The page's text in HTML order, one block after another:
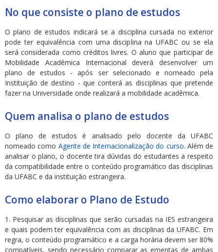
No que consiste o plano de estudos
O plano de estudos indicará se a disciplina cursada no exterior
pode ter equivalência com uma disciplina na UFABC ou se ela
será considerada como créditos livres. O aluno que participar de
Mobilidade Acadêmica Internacional deverá desenvolver um
plano de estudos - após ser selecionado e nomeado pela
Instituição de destino - que conterá as disciplinas que pretende
fazer na Universidade onde realizará a mobilidade acadêmica.
Quem analisa o plano de estudos
O plano de estudos é analisado pelo docente da UFABC
nomeado como Agente de Internacionalização do curso. Além de
analisar o plano, o docente tira dúvidas do estudantes a respeito
da compatibilidade entre o conteúdo programático das disciplinas
da UFABC e da instituição estrangeira.
Como elaborar o Plano de Estudo
1. Pesquisar as disciplinas que serão cursadas na IES estrangeira
e quais podem ter equivalência com as disciplinas da UFABC. Em
regra, o conteúdo programático e a carga horária devem ser 80%
compatíveis, sendo necessário comparar as ementas de ambas